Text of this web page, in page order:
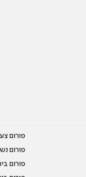
פורום
פורום
פורום